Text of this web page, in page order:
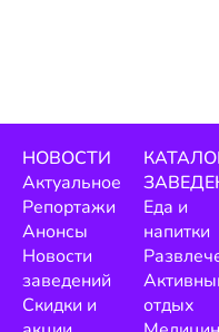
НОВОСТИ
Актуальное
Репортажи
Анонсы
Новости
заведений
Скидки и
Еда и
напитки
отдых